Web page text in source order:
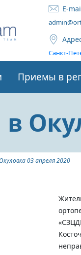
E-
Санкт-
Приемы в
03 апреля 2020